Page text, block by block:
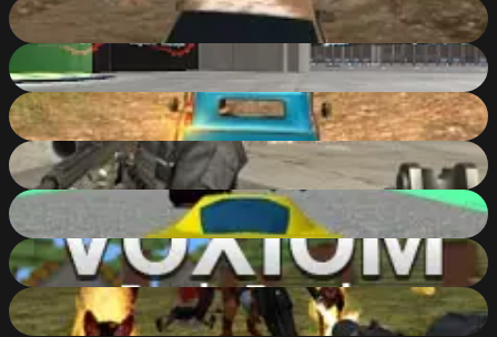
Russian Car Driver HD
90
Evo-F3
90%
Russian Car Driver ZIL 130
90%
Masked Forces Unlimited
90 %
Stunt Simulator
90%
Voxiom.io - Voxel Shooter Featuring Battle Royale!
90%
Realistic Zombie Survival Warfare
90%